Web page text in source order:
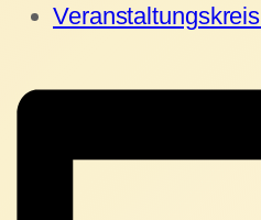
Veranstaltungskreis